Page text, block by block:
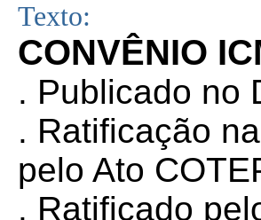
Texto:
CONVÊNIO
. Publicado no
. Ratificação
pelo Ato
. Ratificado